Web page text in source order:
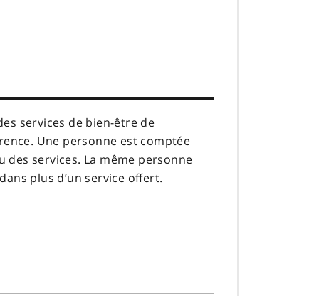
services de bien-être de
Une personne est comptée
services. La même personne
plus d’un service offert.